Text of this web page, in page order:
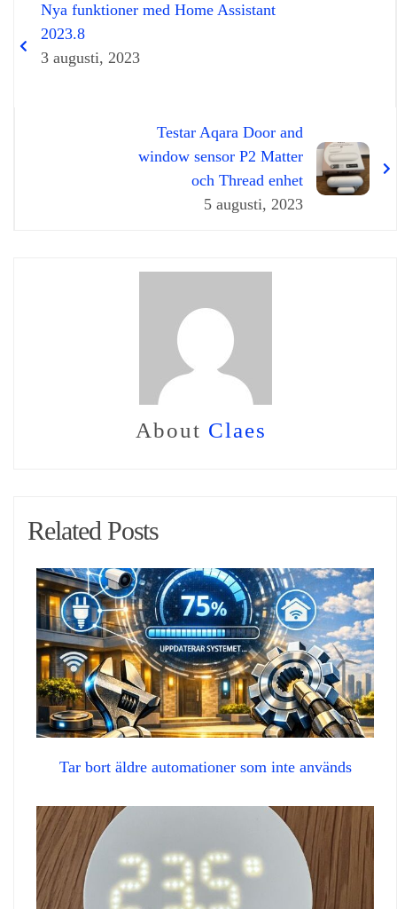
Nya funktioner med Home Assistant
2023.8
3 augusti, 2023
Testar Aqara Door and
window sensor P2 Matter
och Thread enhet
5 augusti, 2023
About Claes
Related Posts
Tar bort äldre automationer som inte används